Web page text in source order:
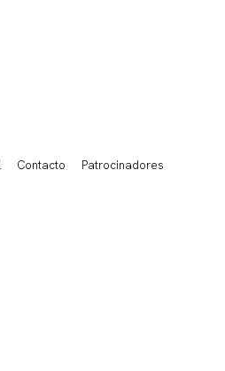
Contacto Patrocinadores